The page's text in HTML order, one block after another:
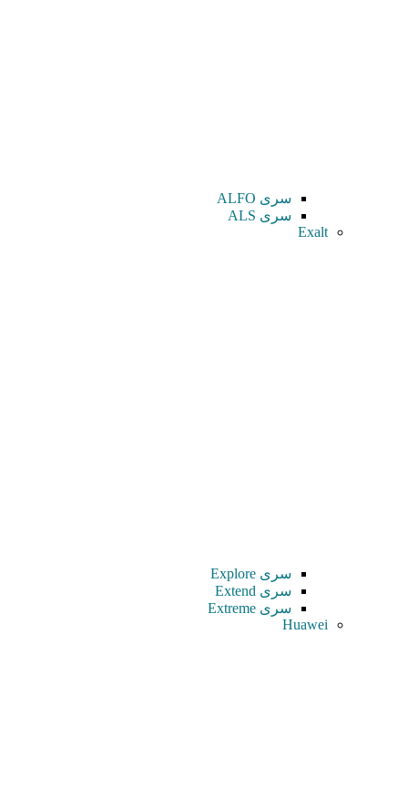
سری ALFO
سری ALS
Exalt
سری Explore
سری Extend
سری Extreme
Huawei